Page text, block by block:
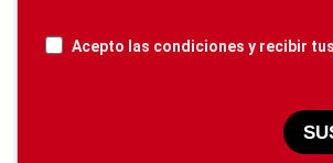
Acepto las condiciones y recibir